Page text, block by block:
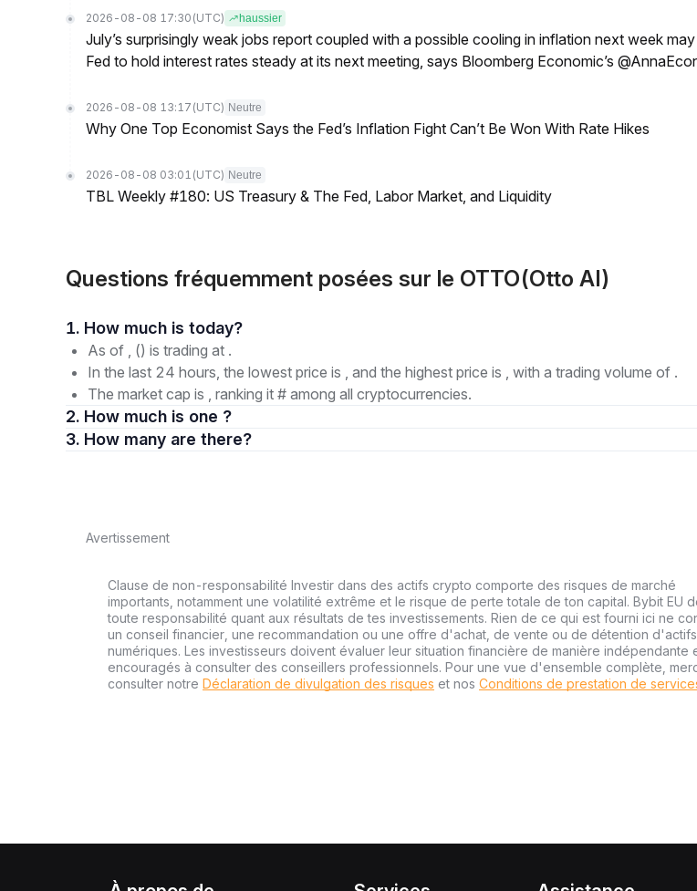
2026-08-08 17:30 (UTC) haussier
July’s surprisingly weak jobs report coupled with a possible cooling in inflation next week
Fed to hold interest rates steady at its next meeting, says Bloomberg Economic’s
2026-08-08 13:17 (UTC) Neutre
Why One Top Economist Says the Fed’s Inflation Fight Can’t Be Won With Rate Hikes
2026-08-08 03:01 (UTC) Neutre
TBL Weekly #180: US Treasury & The Fed, Labor Market, and Liquidity
Questions fréquemment posées sur le OTTO(Otto AI)
1. How much is today?
As of , () is trading at .
In the last 24 hours, the lowest price is , and the highest price is , with a trading volume of .
The market cap is , ranking it # among all cryptocurrencies.
2. How much is one ?
3. How many are there?
Avertissement
Clause de non-responsabilité Investir dans des actifs crypto comporte des risques de marché
importants, notamment une volatilité extrême et le risque de perte totale de ton capital. Bybit EU
toute responsabilité quant aux résultats de tes investissements. Rien de ce qui est fourni ici ne
un conseil financier, une recommandation ou une offre d'achat, de vente ou de détention d'actifs
numériques. Les investisseurs doivent évaluer leur situation financière de manière indépendante
encouragés à consulter des conseillers professionnels. Pour une vue d'ensemble complète,
consulter notre Déclaration de divulgation des risques et nos Conditions de prestation de